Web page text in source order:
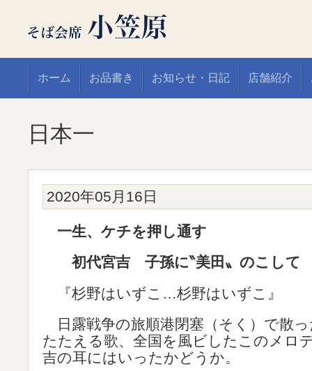
ホーム お品書き お知らせ・日記 店舗紹介
日本一
2020年05月16日
一生、ケチを押し通す
初代宮吉 子孫に‶美田〟のこして
『杉野はいずこ…杉野はいずこ』
日露戦争の旅順港閉塞（そく）で散
たたえる歌、全国を風ビしたこのメロ
吉の耳にはいったかどうか。